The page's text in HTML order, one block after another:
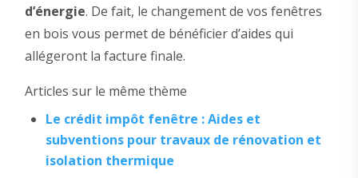
d’énergie. De fait, le changement de vos fenêtres
en bois vous permet de bénéficier d’aides qui
allégeront la facture finale.
Articles sur le même thème
Le crédit impôt fenêtre : Aides et
subventions pour travaux de rénovation et
isolation thermique